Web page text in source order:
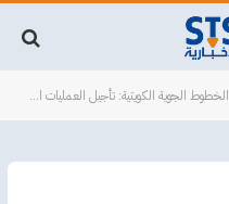
الخطوط الجوية الكويتية: تأجيل العمليات التشغيلية حتى إشعار آخر